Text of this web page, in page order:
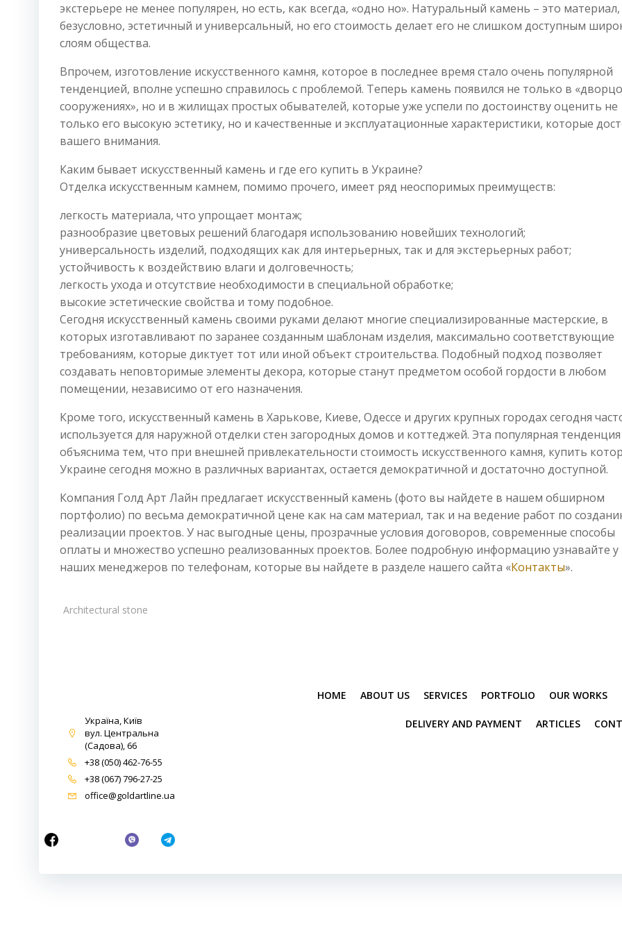
экстерьере не менее популярен, но есть, как всегда, «одно но». Натуральный камень – это материал,
безусловно, эстетичный и универсальный, но его стоимость делает его не слишком доступным
слоям общества.
Впрочем, изготовление искусственного камня, которое в последнее время стало очень популярной
тенденцией, вполне успешно справилось с проблемой. Теперь камень появился не только в
сооружениях», но и в жилищах простых обывателей, которые уже успели по достоинству оценить не
только его высокую эстетику, но и качественные и эксплуатационные характеристики, которые
вашего внимания.
Каким бывает искусственный камень и где его купить в Украине?
Отделка искусственным камнем, помимо прочего, имеет ряд неоспоримых преимуществ:
легкость материала, что упрощает монтаж;
разнообразие цветовых решений благодаря использованию новейших технологий;
универсальность изделий, подходящих как для интерьерных, так и для экстерьерных работ;
устойчивость к воздействию влаги и долговечность;
легкость ухода и отсутствие необходимости в специальной обработке;
высокие эстетические свойства и тому подобное.
Сегодня искусственный камень своими руками делают многие специализированные мастерские, в
которых изготавливают по заранее созданным шаблонам изделия, максимально соответствующие
требованиям, которые диктует тот или иной объект строительства. Подобный подход позволяет
создавать неповторимые элементы декора, которые станут предметом особой гордости в любом
помещении, независимо от его назначения.
Кроме того, искусственный камень в Харькове, Киеве, Одессе и других крупных городах сегодня
используется для наружной отделки стен загородных домов и коттеджей. Эта популярная тенденция
объяснима тем, что при внешней привлекательности стоимость искусственного камня, купить
Украине сегодня можно в различных вариантах, остается демократичной и достаточно доступной.
Компания Голд Арт Лайн предлагает искусственный камень (фото вы найдете в нашем обширном
портфолио) по весьма демократичной цене как на сам материал, так и на ведение работ по
реализации проектов. У нас выгодные цены, прозрачные условия договоров, современные способы
оплаты и множество успешно реализованных проектов. Более подробную информацию узнавайте у
наших менеджеров по телефонам, которые вы найдете в разделе нашего сайта «Контакты».
Architectural stone
Україна, Київ
вул. Центральна
(Садова), 66
+38 (050) 462-76-55
+38 (067) 796-27-25
office@goldartline.ua
HOME ABOUT US SERVICES PORTFOLIO OUR WORKS
DELIVERY AND PAYMENT ARTICLES